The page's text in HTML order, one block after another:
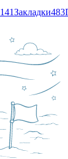
141Закладки483